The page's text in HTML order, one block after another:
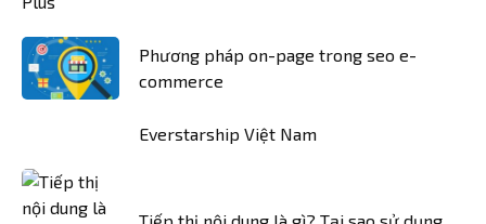
Phương pháp on-page trong seo e-
commerce
Everstarship Việt Nam